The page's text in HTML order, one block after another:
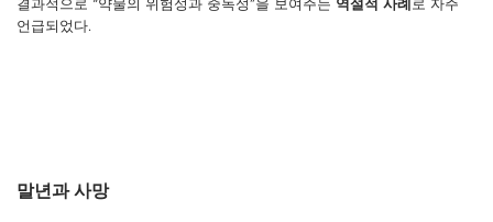
결과적으로 “약물의 위험성과 중독성”을 보여주는 역설적 사례 로 자주
언급되었다.
말년과 사망